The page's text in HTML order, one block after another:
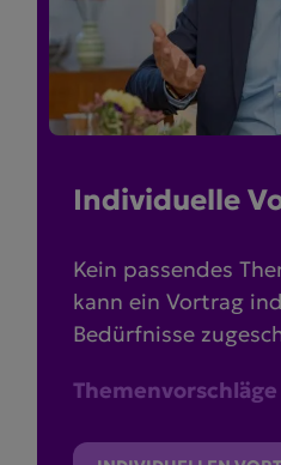
Indivi­duelle
Kein passendes
kann ein Vortrag
Bedürfnisse
Themenvorschläge